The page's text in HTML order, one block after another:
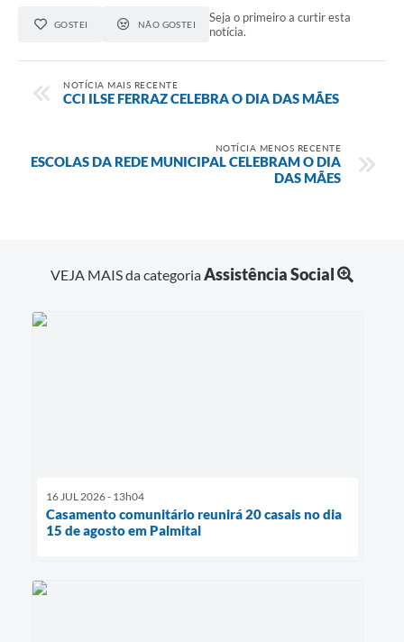
GOSTEI NÃO GOSTEI
Seja o primeiro a curtir esta
notícia.
NOTÍCIA MAIS RECENTE
CCI ILSE FERRAZ CELEBRA O DIA DAS MÃES
NOTÍCIA MENOS RECENTE
ESCOLAS DA REDE MUNICIPAL CELEBRAM O DIA
DAS MÃES
VEJA MAIS da categoriaAssistência Social
16 JUL 2026 - 13h04
Casamento comunitário reunirá 20 casais no dia
15 de agosto em Palmital